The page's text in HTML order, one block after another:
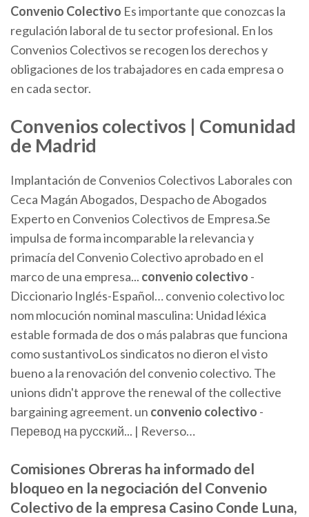
Convenio Colectivo Es importante que conozcas la
regulación laboral de tu sector profesional. En los
Convenios Colectivos se recogen los derechos y
obligaciones de los trabajadores en cada empresa o
en cada sector.
Convenios colectivos | Comunidad
de Madrid
Implantación de Convenios Colectivos Laborales con
Ceca Magán Abogados, Despacho de Abogados
Experto en Convenios Colectivos de Empresa.Se
impulsa de forma incomparable la relevancia y
primacía del Convenio Colectivo aprobado en el
marco de una empresa... convenio colectivo -
Diccionario Inglés-Español… convenio colectivo loc
nom mlocución nominal masculina: Unidad léxica
estable formada de dos o más palabras que funciona
como sustantivoLos sindicatos no dieron el visto
bueno a la renovación del convenio colectivo. The
unions didn't approve the renewal of the collective
bargaining agreement. un convenio colectivo -
Перевод на русский... | Reverso…
Comisiones Obreras ha informado del
bloqueo en la negociación del Convenio
Colectivo de la empresa Casino Conde Luna,